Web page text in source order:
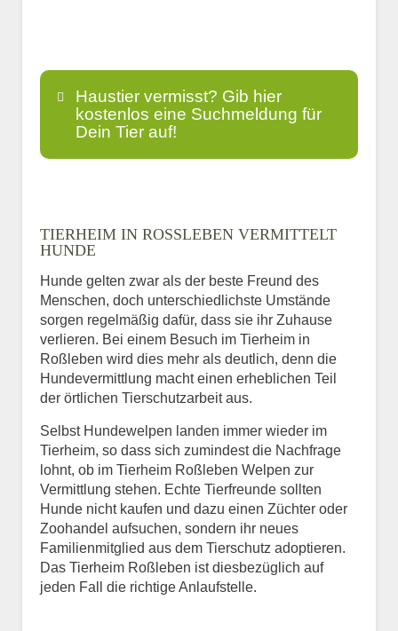
Haustier vermisst? Gib hier
kostenlos eine Suchmeldung für
Dein Tier auf!
E-Mail*
Informationen über das
Tier.
Art des Tiers*
TIERHEIM IN ROSSLEBEN VERMITTELT H
UNDE
Hunde gelten zwar als der beste Freund des
Menschen, doch unterschiedlichste Umstände
sorgen regelmäßig dafür, dass sie ihr Zuhause
verlieren. Bei einem Besuch im Tierheim in
Roßleben wird dies mehr als deutlich, denn die
Hundevermittlung macht einen erheblichen Teil
der örtlichen Tierschutzarbeit aus.
Selbst Hundewelpen landen immer wieder im
Tierheim, so dass sich zumindest die Nachfrage
lohnt, ob im Tierheim Roßleben Welpen zur
Vermittlung stehen. Echte Tierfreunde sollten
Hunde nicht kaufen und dazu einen Züchter oder
Zoohandel aufsuchen, sondern ihr neues
Familienmitglied aus dem Tierschutz adoptieren.
Das Tierheim Roßleben ist diesbezüglich auf
jeden Fall die richtige Anlaufstelle.